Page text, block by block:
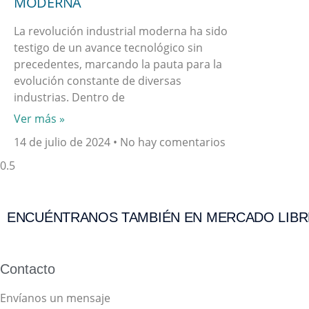
La revolución industrial moderna ha sido
testigo de un avance tecnológico sin
precedentes, marcando la pauta para la
evolución constante de diversas
industrias. Dentro de
Ver más »
14 de julio de 2024
No hay comentarios
ENCUÉNTRANOS TAMBIÉN EN MERCADO
Contacto
Envíanos un mensaje